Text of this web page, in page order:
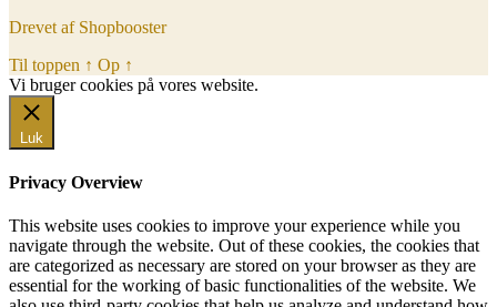
Drevet af Shopbooster
Til toppen ↑ Op ↑
Vi bruger cookies på vores website.
Luk
Privacy Overview
This website uses cookies to improve your experience while you
navigate through the website. Out of these cookies, the cookies that
are categorized as necessary are stored on your browser as they are
essential for the working of basic functionalities of the website. We